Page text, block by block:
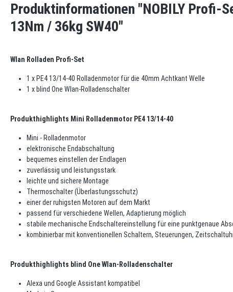
Produktinformationen "NOBILY Profi-
13Nm / 36kg SW40"
Wlan Rolladen Profi-Set
1 x PE4 13/14-40 Rolladenmotor für die 40mm Achtkant Welle
1 x blind One Wlan-Rolladenschalter
Produkthighlights Mini Rolladenmotor PE4 13/14-40
Mini - Rolladenmotor
elektronische Endabschaltung
bequemes einstellen der Endlagen
zuverlässig und leistungsstark
leichte und sichere Montage
Thermoschalter (Überlastungsschutz)
einer der ruhigsten Motoren auf dem Markt
passend für verschiedene Wellen, Adaptierung möglich
stabile mechanische Endschaltereinstellung für eine punktgenaue
kombinierbar mit konventionellen Schaltern, Steuerungen,
Produkthighlights blind One Wlan-Rolladenschalter
Alexa und Google Assistant kompatibel